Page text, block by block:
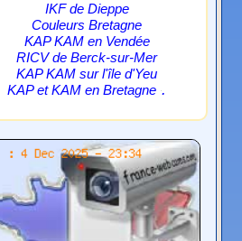
IKF de Dieppe
Couleurs Bretagne
KAP KAM en Vendée
RICV de Berck-sur-Mer
KAP KAM sur l'île d'Yeu
KAP et KAM en Bretagne .